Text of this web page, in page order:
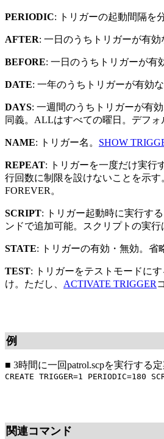
PERIODIC: トリガーの起動間隔を
AFTER: 一日のうちトリガーが有
BEFORE: 一日のうちトリガーが有
DATE: 一年のうちトリガーが有効
DAYS: 一週間のうちトリガーが有
同義。ALLはすべての曜日。デフ
NAME: トリガー名。 SHOW
REPEAT: トリガーを一度だけ実行
行回数に制限を設けないことを示
FOREVER。
SCRIPT: トリガー起動時に実行す
ンドで追加可能。スクリプトの実
STATE: トリガーの有効・無効。省
TEST: トリガーをテストモードに
け。ただし、 ACTIVATE TRIGGER
例
■ 3時間に一回patrol.scpを実行する
CREATE TRIGGER=1 PERIODIC=180
関連コマンド